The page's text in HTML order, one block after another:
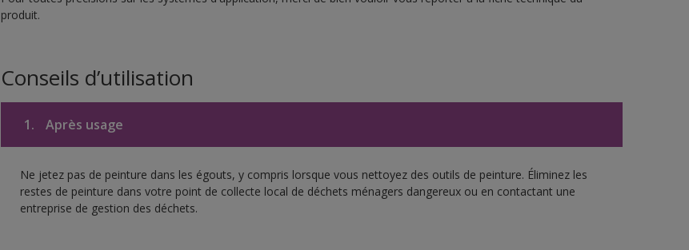
produit.
Conseils d’utilisation
1. Après usage
Ne jetez pas de peinture dans les égouts, y compris lorsque vous nettoyez des outils de peinture. Éliminez les
restes de peinture dans votre point de collecte local de déchets ménagers dangereux ou en contactant une
entreprise de gestion des déchets.